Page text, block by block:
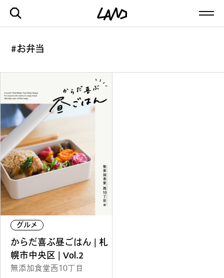
ファッション
#お弁当
グルメ
からだ喜ぶ昼ごはん | 札
幌市中央区 | Vol.2
無添加食堂西10丁目